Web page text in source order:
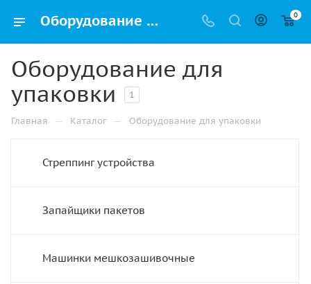
Оборудование для упаковки купить в Москве недорого с доставкой по городу 0
Оборудование для
упаковки
1
Главная — Каталог — Оборудование для упаковки
Стреппинг устройства
Запайщики пакетов
Машинки мешкозашивочные